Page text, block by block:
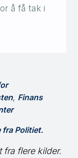
å få tak i
, Finans
fra Politiet.
fra flere kilder.